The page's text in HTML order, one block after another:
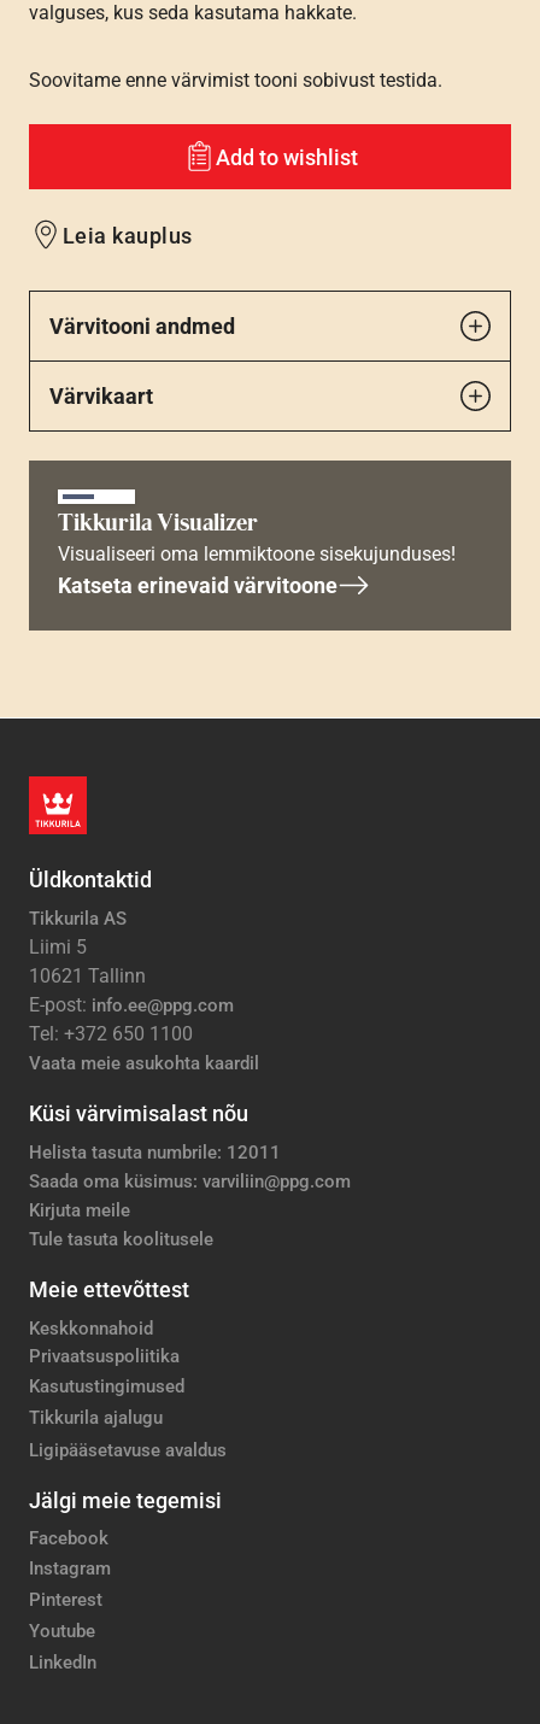
valguses, kus seda kasutama hakkate.
Soovitame enne värvimist tooni sobivust testida.
Add to wishlist
Leia kauplus
Värvitooni andmed
Värvikaart
Tikkurila Visualizer
Visualiseeri oma lemmiktoone sisekujunduses!
Katseta erinevaid värvitoone
Üldkontaktid
Tikkurila AS
Liimi 5
10621 Tallinn
E-post: info.ee@ppg.com
Tel: +372 650 1100
Vaata meie asukohta kaardil
Küsi värvimisalast nõu
Helista tasuta numbrile: 12011
Saada oma küsimus: varviliin@ppg.com
Kirjuta meile
Tule tasuta koolitusele
Meie ettevõttest
Keskkonnahoid
Privaatsuspoliitika
Kasutustingimused
Tikkurila ajalugu
Ligipääsetavuse avaldus
Jälgi meie tegemisi
Facebook
Instagram
Pinterest
Youtube
LinkedIn